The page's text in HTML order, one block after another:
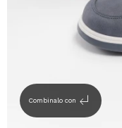
Combinalo con subdirectory_arrow_left
T-shirts y Tops